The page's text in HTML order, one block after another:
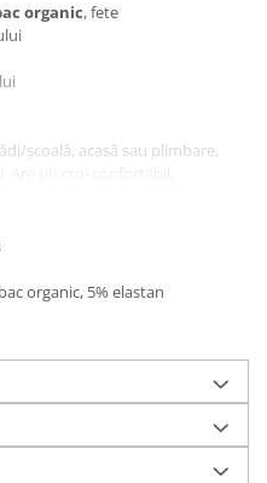
organic, fete
școală, acasă sau plimbare,
organic, 5% elastan